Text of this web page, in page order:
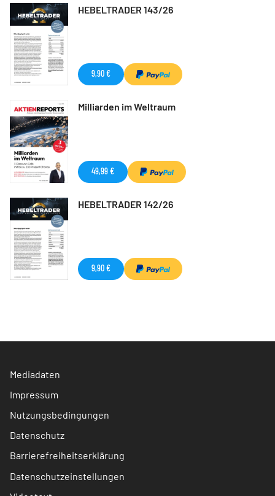
HEBELTRADER 143/26
9,90 €
Milliarden im Weltraum
49,99 €
HEBELTRADER 142/26
9,90 €
Mediadaten
Impressum
Nutzungsbedingungen
Datenschutz
Barrierefreiheitserklärung
Datenschutzeinstellungen